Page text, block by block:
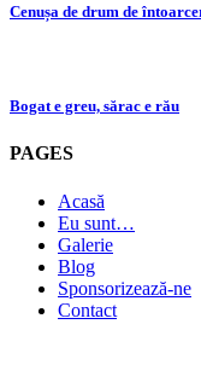
Cenușa de drum de
Bogat e greu, sărac e rău
PAGES
Acasă
Eu sunt…
Galerie
Blog
Sponsorizează-ne
Contact